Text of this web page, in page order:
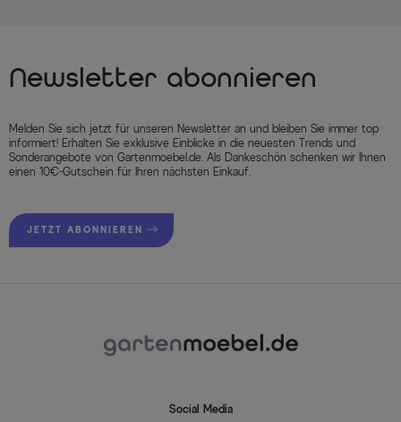
Newsletter abonnieren
Melden Sie sich jetzt für unseren Newsletter an und bleiben Sie immer top
informiert! Erhalten Sie exklusive Einblicke in die neuesten Trends und
Sonderangebote von Gartenmoebel.de. Als Dankeschön schenken wir Ihnen
einen 10€-Gutschein für Ihren nächsten Einkauf.
JETZT ABONNIEREN
Social Media